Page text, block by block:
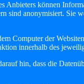
Anbieters können
sind anonymisiert. Sie
Computer der
innerhalb des
hin, dass die